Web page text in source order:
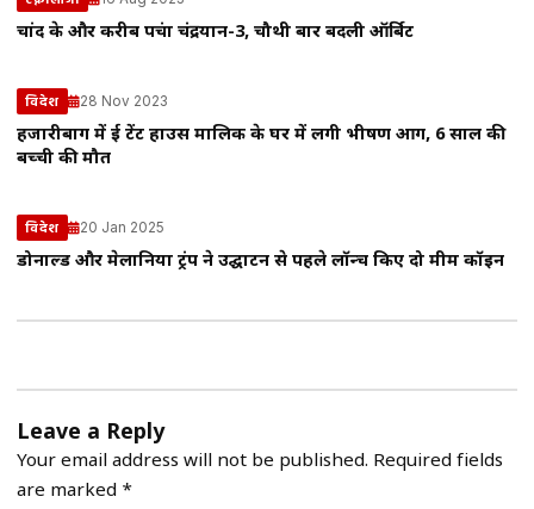
चांद के और करीब पहुंचा चंद्रयान-3, चौथी बार बदली ऑर्बिट
विदेश 28 Nov 2023
हजारीबाग में हुई टेंट हाउस मालिक के घर में लगी भीषण आग, 6 साल की
बच्ची की मौत
विदेश 20 Jan 2025
डोनाल्ड और मेलानिया ट्रंप ने उद्घाटन से पहले लॉन्च किए दो मीम कॉइन
Leave a Reply
Your email address will not be published. Required fields
are marked *